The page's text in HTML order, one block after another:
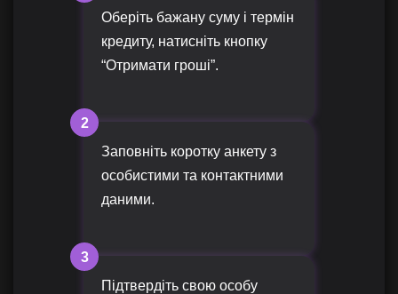
Оберіть бажану суму і термін
кредиту, натисніть кнопку
“Отримати гроші”.
2
Заповніть коротку анкету з
особистими та контактними
даними.
3
Підтвердіть свою особу